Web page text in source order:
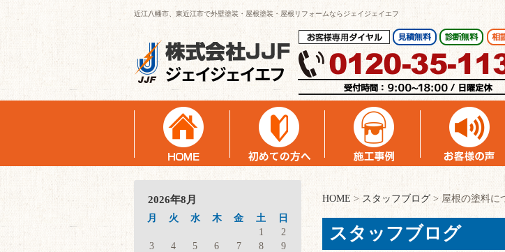
近江八幡市、東近江市で外壁塗装・屋根塗装・屋根リフォームならジェイジェイエフ
HOME > スタッフブログ > 屋根の塗料に
スタッフブログ
2026年8月
月 火 水 木 金 土
日
1
2
3
4 5 6 7 8
9